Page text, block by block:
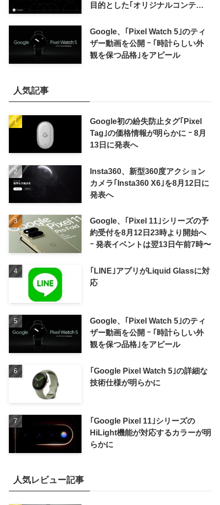
目的とした｢オリジナルコンテン
来の｢収益分配｣は廃止
Google、｢Pixel Watch 5｣のティ
ザー動画を公開 ｰ ｢時計らしい外
観を保つ品格｣をアピール
人気記事
Google初の紛失防止タグ｢Pixel
Tag｣の価格情報が明らかに ｰ 8月
13日に発表へ
Insta360、新型360度アクション
カメラ｢Insta360 X6｣を8月12日に
発表へ
Google、｢Pixel 11｣シリーズの予
約受付を8月12日23時より開始へ
ｰ 発表イベントは翌13日午前7時〜
｢LINE｣アプリがLiquid Glassに対
応
Google、｢Pixel Watch 5｣のティ
ザー動画を公開 ｰ ｢時計らしい外
観を保つ品格｣をアピール
｢Google Pixel Watch 5｣の詳細な
技術仕様が明らかに
｢Google Pixel 11｣シリーズの
HiLight機能が対応するカラーが明
らかに
人気レビュー記事